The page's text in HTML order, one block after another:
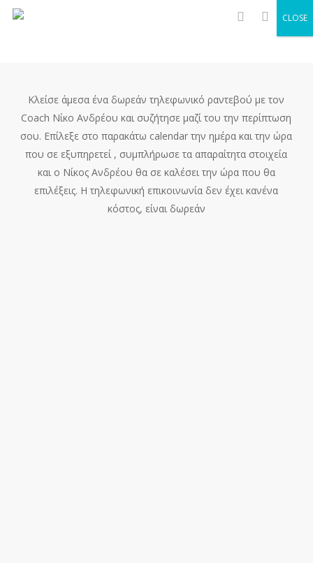
Skip
Κλείσε άμεσα ένα δωρεάν τηλεφωνικό ραντεβού με τον
Coach Νίκο Ανδρέου και συζήτησε μαζί του την περίπτωση
σου. Επίλεξε στο παρακάτω calendar την ημέρα και την ώρα
που σε εξυπηρετεί , συμπλήρωσε τα απαραίτητα στοιχεία
και ο Νίκος Ανδρέου θα σε καλέσει την ώρα που θα
επιλέξεις. Η τηλεφωνική επικοινωνία δεν έχει κανένα
κόστος, είναι δωρεάν
CLOSE